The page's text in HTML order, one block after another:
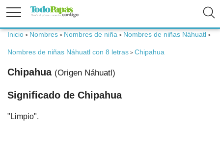
Fertilidad
Embarazo
Bebé
Niños
Inicio > Nombres > Nombres de niña > Nombres de niñas Náhuatl >
Nombres de niñas Náhuatl con 8 letras > Chipahua
Chipahua (Origen Náhuatl)
Significado de Chipahua
"Limpio".